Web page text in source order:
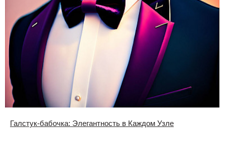
Галстук-бабочка: Элегантность в Каждом Узле